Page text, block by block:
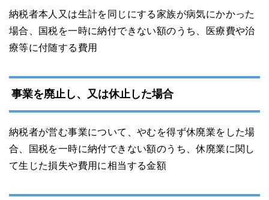
納税者本人又は生計を同じにする家族が病気にかかった
場合、国税を一時に納付できない額のうち、医療費や治
療等に付随する費用
事業を廃止し、又は休止した場合
納税者が営む事業について、やむを得ず休廃業をした場
合、国税を一時に納付できない額のうち、休廃業に関し
て生じた損失や費用に相当する金額